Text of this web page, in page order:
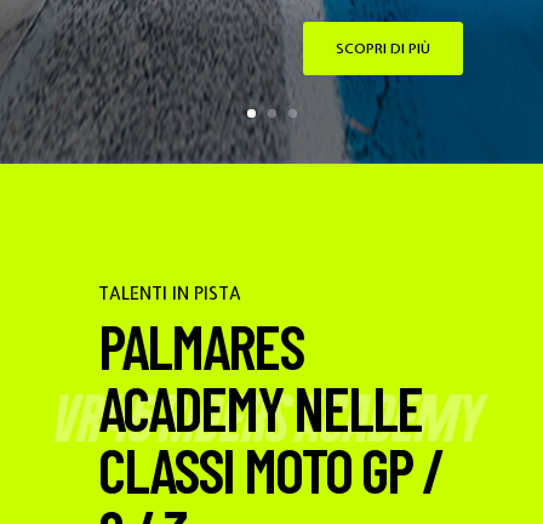
SCOPRI DI PIÙ
TALENTI IN PISTA
PALMARES
ACADEMY NELLE
CLASSI MOTO GP /